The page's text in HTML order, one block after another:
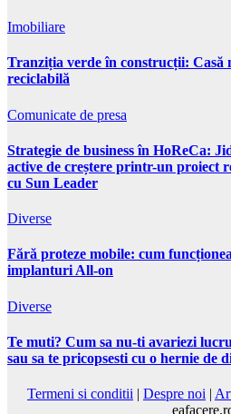
Imobiliare
Tranziția verde în construcții: Casă
reciclabilă
Comunicate de presa
Strategie de business în HoReCa:
active de creștere printr-un proiect
cu Sun Leader
Diverse
Fără proteze mobile: cum
implanturi All-on
Diverse
Te muti? Cum sa nu-ti avariezi
sau sa te pricopsesti cu o hernie de
Termeni si conditii | Despre noi |